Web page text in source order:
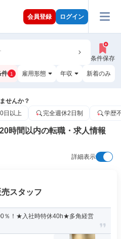
会員登録 ログイン
条件保存
件 1 雇用形態 年収 新着のみ
せんか？
日以上 完全週休2日制 学歴
時間以内の転職・求人情報
詳細表示
スタッフ
％！★入社時特休40h★多角経営